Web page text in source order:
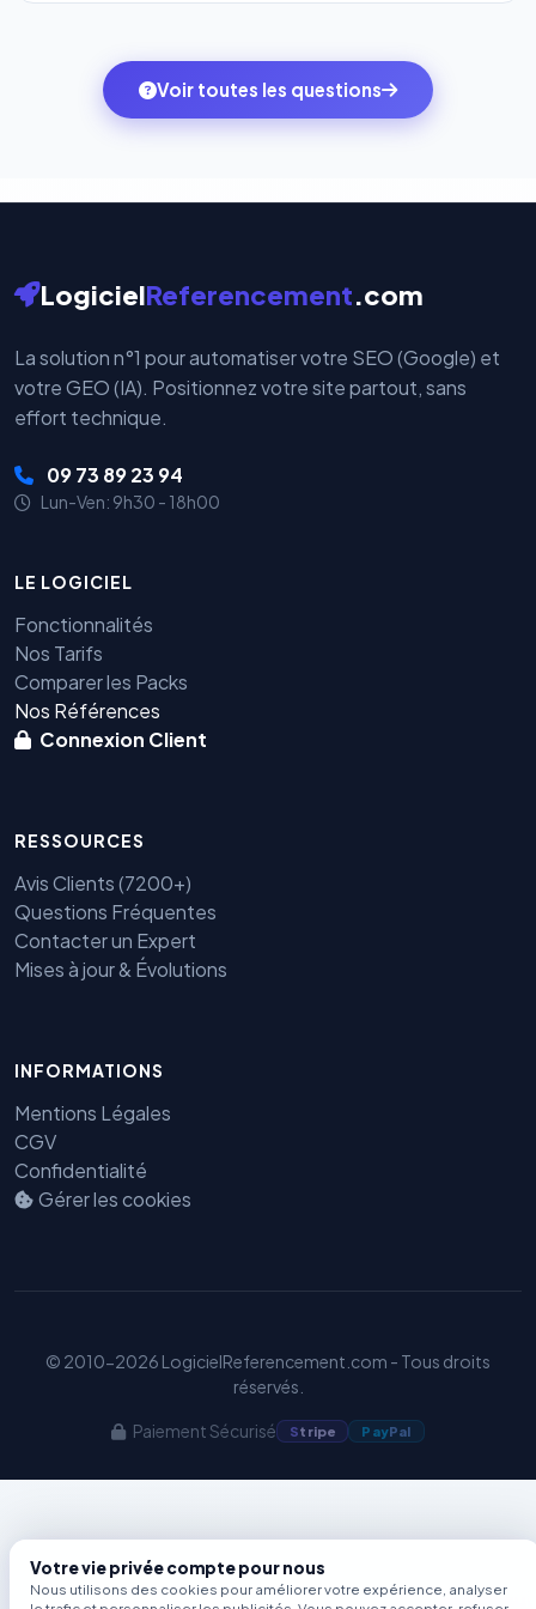
ambitions du moment — sans perdre vos données ni
votre historique.
monde. Vos données bancaires ne transitent jamais
par nos serveurs — elles sont gérées directement et
Voir toutes les questions
LogicielReferencement.com
La solution n°1 pour automatiser votre SEO (Google) et
votre GEO (IA). Positionnez votre site partout, sans
effort technique.
09 73 89 23 94
Lun-Ven: 9h30 - 18h00
LE LOGICIEL
Fonctionnalités
Nos Tarifs
Comparer les Packs
Nos Références
Connexion Client
RESSOURCES
Avis Clients (7200+)
Questions Fréquentes
Contacter un Expert
Mises à jour & Évolutions
INFORMATIONS
Mentions Légales
CGV
Confidentialité
Gérer les cookies
© 2010-2026 LogicielReferencement.com - Tous droits
réservés.
Paiement Sécurisé Stripe PayPal
Votre vie privée compte pour nous
Nous utilisons des cookies pour améliorer votre expérience, analyser